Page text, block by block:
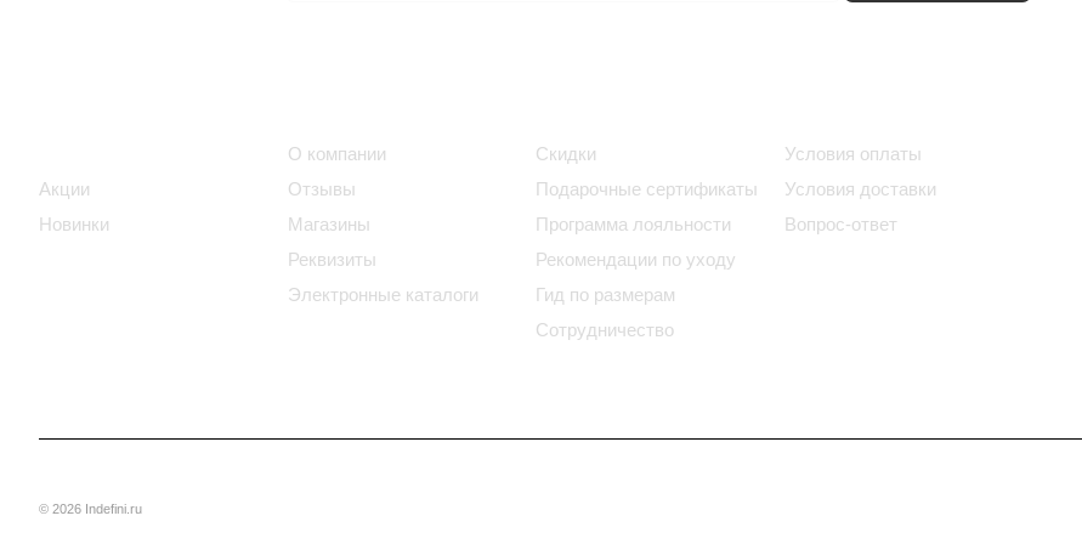
Акции
Новинки
О компании
Отзывы
Магазины
Реквизиты
Электронные каталоги
Скидки
Подарочные сертификаты
Программа лояльности
Рекомендации по уходу
Гид по размерам
Сотрудничество
Условия оплаты
Условия доставки
Вопрос-ответ
© 2026 Indefini.ru